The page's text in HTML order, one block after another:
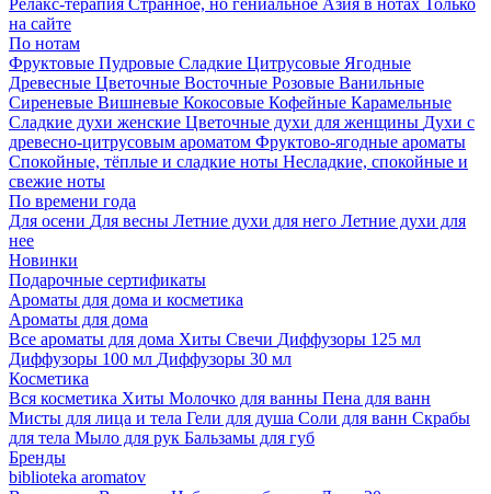
Релакс-терапия Странное, но гениальное Азия в нотах Только
на сайте
По нотам
Фруктовые Пудровые Сладкие Цитрусовые Ягодные
Древесные Цветочные Восточные Розовые Ванильные
Сиреневые Вишневые Кокосовые Кофейные Карамельные
Сладкие духи женские Цветочные духи для женщины Духи с
древесно-цитрусовым ароматом Фруктово-ягодные ароматы
Спокойные, тёплые и сладкие ноты Несладкие, спокойные и
свежие ноты
По времени года
Для осени Для весны Летние духи для него Летние духи для
нее
Новинки
Подарочные сертификаты
Ароматы для дома и косметика
Ароматы для дома
Все ароматы для дома Хиты Свечи Диффузоры 125 мл
Диффузоры 100 мл Диффузоры 30 мл
Косметика
Вся косметика Хиты Молочко для ванны Пена для ванн
Мисты для лица и тела Гели для душа Соли для ванн Скрабы
для тела Мыло для рук Бальзамы для губ
Бренды
biblioteka aromatov